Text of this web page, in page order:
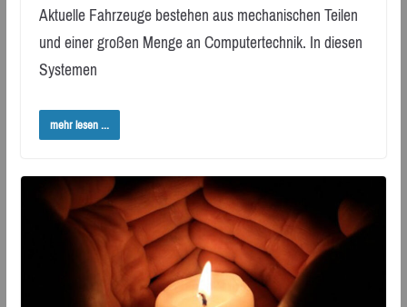
Aktuelle Fahrzeuge bestehen aus mechanischen Teilen
und einer großen Menge an Computertechnik. In diesen
Systemen
mehr lesen ...